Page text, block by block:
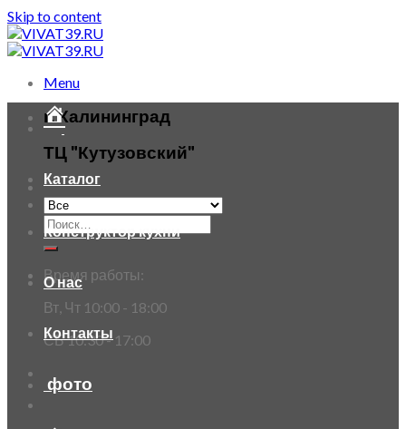
Skip to content
Menu
г. Калининград
ТЦ "Кутузовский"
Время работы:
Вт, Чт 10:00 - 18:00
СБ 10:30 - 17:00
Каталог
Конструктор кухни
О нас
Контакты
фото